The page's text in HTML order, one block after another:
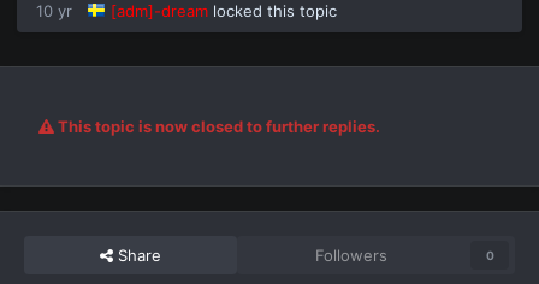
10 yr [adm]-dream locked this topic
This topic is now closed to further replies.
Share Followers 0